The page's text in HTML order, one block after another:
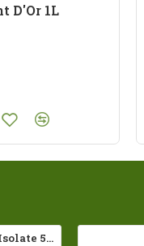
D'Or 1L
100% Whey Protein Isolate 500g HSN